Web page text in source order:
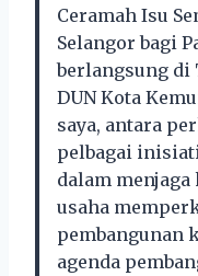
Ceramah Isu
Selangor bagi
berlangsung di
DUN Kota
saya, antara
pelbagai
dalam
usaha
pembangunan
agenda